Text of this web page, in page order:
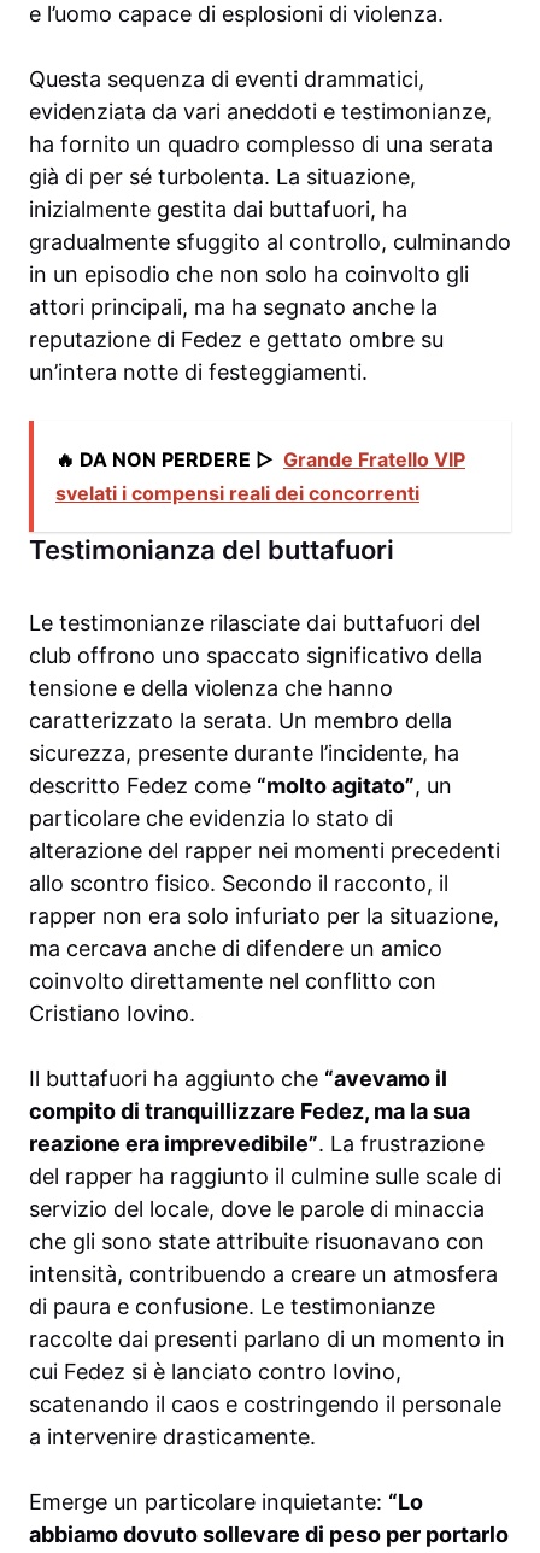
e l’uomo capace di esplosioni di violenza.
Questa sequenza di eventi drammatici,
evidenziata da vari aneddoti e testimonianze,
ha fornito un quadro complesso di una serata
già di per sé turbolenta. La situazione,
inizialmente gestita dai buttafuori, ha
gradualmente sfuggito al controllo, culminando
in un episodio che non solo ha coinvolto gli
attori principali, ma ha segnato anche la
reputazione di Fedez e gettato ombre su
un’intera notte di festeggiamenti.
🔥 DA NON PERDERE ▷ Grande Fratello VIP
svelati i compensi reali dei concorrenti
Testimonianza del buttafuori
Le testimonianze rilasciate dai buttafuori del
club offrono uno spaccato significativo della
tensione e della violenza che hanno
caratterizzato la serata. Un membro della
sicurezza, presente durante l’incidente, ha
descritto Fedez come “molto agitato”, un
particolare che evidenzia lo stato di
alterazione del rapper nei momenti precedenti
allo scontro fisico. Secondo il racconto, il
rapper non era solo infuriato per la situazione,
ma cercava anche di difendere un amico
coinvolto direttamente nel conflitto con
Cristiano Iovino.
Il buttafuori ha aggiunto che “avevamo il
compito di tranquillizzare Fedez, ma la sua
reazione era imprevedibile”. La frustrazione
del rapper ha raggiunto il culmine sulle scale di
servizio del locale, dove le parole di minaccia
che gli sono state attribuite risuonavano con
intensità, contribuendo a creare un atmosfera
di paura e confusione. Le testimonianze
raccolte dai presenti parlano di un momento in
cui Fedez si è lanciato contro Iovino,
scatenando il caos e costringendo il personale
a intervenire drasticamente.
Emerge un particolare inquietante: “Lo
abbiamo dovuto sollevare di peso per portarlo